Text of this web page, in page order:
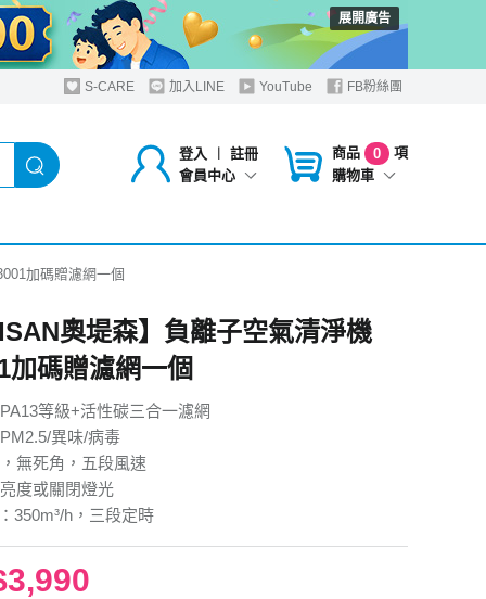
展開廣告
S-CARE 加入LINE YouTube FB粉絲團
登入 ︱
註冊
會員中心
商品 0
項
購物車
加碼贈濾網一個
奧堤森】負離子空氣清淨機
加碼贈濾網一個
等級+活性碳三合一濾網
異味/病毒
無死角，五段風速
度或關閉燈光
350m³/h，三段定時